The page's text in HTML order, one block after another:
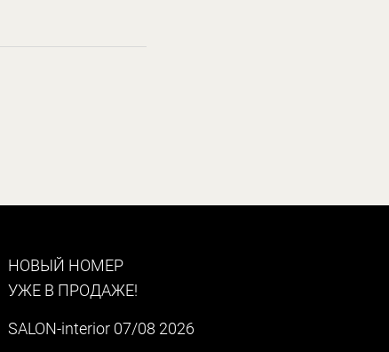
НОВЫЙ НОМЕР
УЖЕ В ПРОДАЖЕ!
SALON-interior 07/08 2026